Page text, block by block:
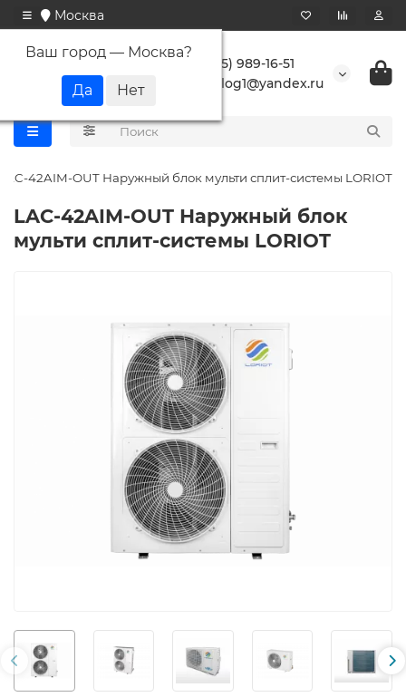
Москва
Ваш город — Москва?
+7 (495) 989-16-51
buranlog1@yandex.ru
42AIM-OUT Наружный блок мульти сплит-системы LORIOT
LAC-42AIM-OUT Наружный блок
мульти сплит-системы LORIOT